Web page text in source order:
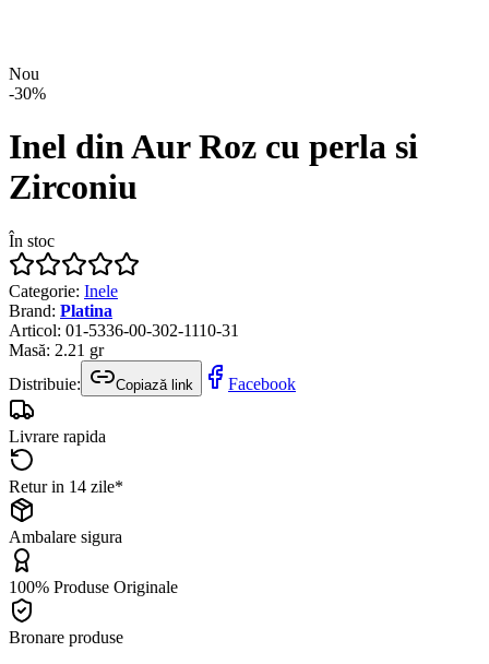
Nou
-30%
Inel din Aur Roz cu perla si
Zirconiu
În stoc
Categorie: Inele
Brand: Platina
Articol: 01-5336-00-302-1110-31
Masă: 2.21 gr
Distribuie:
Copiază link Facebook
Livrare rapida
Retur in 14 zile*
Ambalare sigura
100% Produse Originale
Bronare produse